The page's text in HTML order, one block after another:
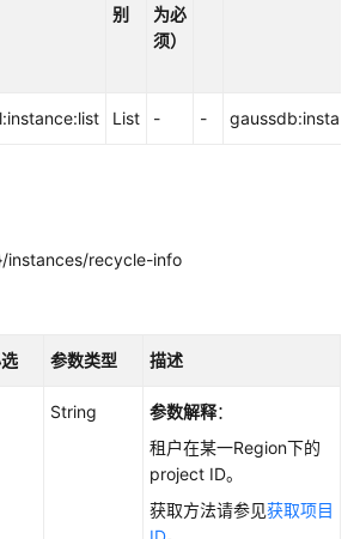
别
为必
须）
List - -
instances/recycle-info
参数类型 描述
String 参数解释：
租户在某一Region下的
project ID。
获取方法请参见获取项目